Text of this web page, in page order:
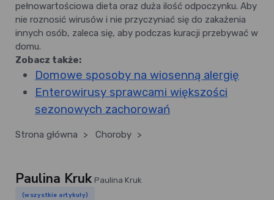
pełnowartościowa dieta oraz duża ilość odpoczynku. Aby
nie roznosić wirusów i nie przyczyniać się do zakażenia
innych osób, zaleca się, aby podczas kuracji przebywać w
domu.
Zobacz także:
Domowe sposoby na wiosenną alergię
Enterowirusy sprawcami większości
sezonowych zachorowań
Strona główna > Choroby >
Paulina Kruk Paulina Kruk
(wszystkie artykuły)